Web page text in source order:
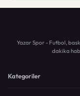
Yazar Spor - Futbol,
dakika
Kategoriler